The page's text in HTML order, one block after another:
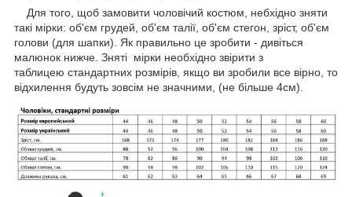
Для того, щоб замовити чоловічий костюм, небхідно зняти
такі мірки: об'єм грудей, об'єм талії, об'єм стегон, зріст, об'єм
голови (для шапки). Як правильно це зробити - дивіться
малюнок нижче. Зняті мірки необхідно звірити з
таблицею стандартних розмірів, якщо ви зробили все вірно, то
відхилення будуть зовсім не значними, (не більше 4см).